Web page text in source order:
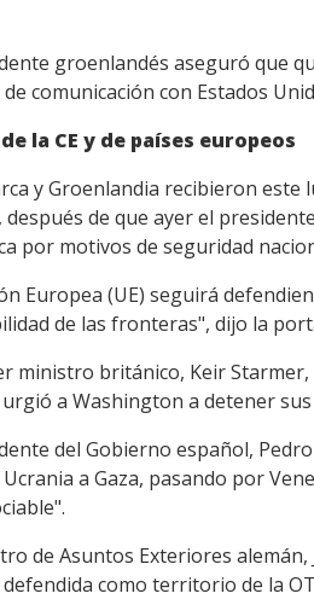
groenlandés aseguró que
comunicación con Estados
la CE y de países europeos
y Groenlandia recibieron este
después de que ayer el
por motivos de seguridad
Europea (UE) seguirá
de las fronteras", dijo la
ministro británico, Keir
a Washington a detener sus
del Gobierno español,
a Gaza, pasando por
de Asuntos Exteriores
como territorio de la